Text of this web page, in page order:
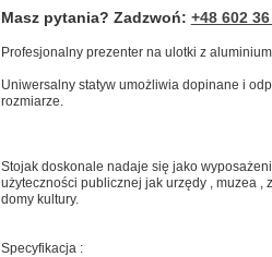
Masz pytania? Zadzwoń: +48 602
Profesjonalny prezenter na ulotki z
Uniwersalny statyw umożliwia dopinane i
rozmiarze.
Stojak doskonale nadaje się jako
użyteczności publicznej jak urzędy , muzea ,
domy kultury.
Specyfikacja :